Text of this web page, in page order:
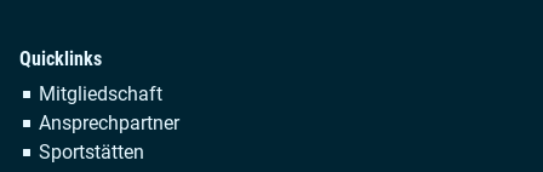
Quicklinks
Navigation
überspringen
Mitgliedschaft
Ansprechpartner
Sportstätten